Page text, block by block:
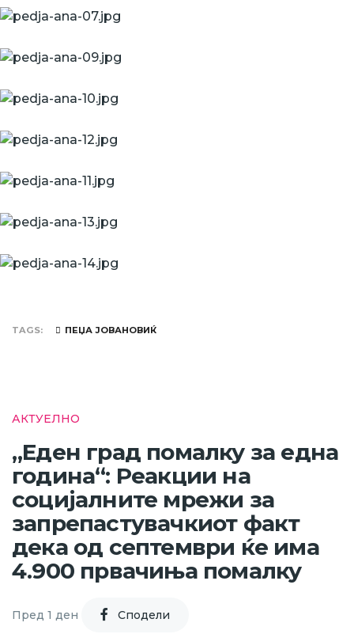
TAGS ПЕЏА ЈОВАНОВИЌ
АКТУЕЛНО
„Еден град помалку за една
година“: Реакции на
социјалните мрежи за
запрепастувачкиот факт
дека од септември ќе има
4.900 првачиња помалку
Пред 1 ден Cподели